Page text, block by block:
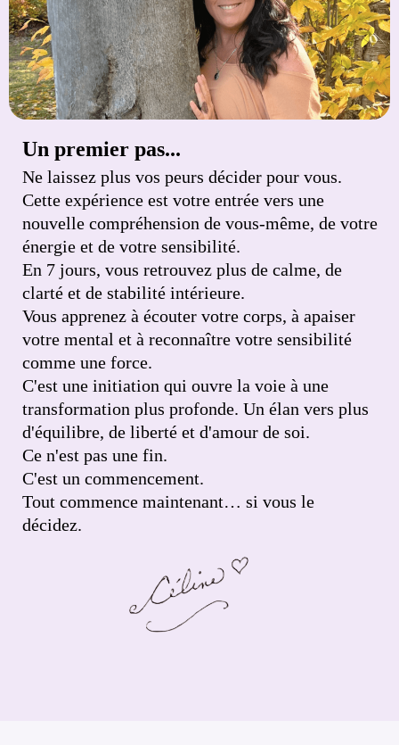
Un premier pas...
Ne laissez plus vos peurs décider pour vous.
Cette expérience est votre entrée vers une
nouvelle compréhension de vous-même, de votre
énergie et de votre sensibilité.
En 7 jours, vous retrouvez plus de calme, de
clarté et de stabilité intérieure.
Vous apprenez à écouter votre corps, à apaiser
votre mental et à reconnaître votre sensibilité
comme une force.
C'est une initiation qui ouvre la voie à une
transformation plus profonde. Un élan vers plus
d'équilibre, de liberté et d'amour de soi.
Ce n'est pas une fin.
C'est un commencement.
Tout commence maintenant… si vous le
décidez.